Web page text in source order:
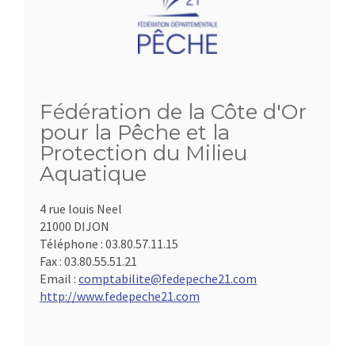
Fédération de la Côte d'Or
pour la Pêche et la
Protection du Milieu
Aquatique
4 rue louis Neel
21000 DIJON
Téléphone : 03.80.57.11.15
Fax : 03.80.55.51.21
Email : comptabilite@fedepeche21.com
http://www.fedepeche21.com